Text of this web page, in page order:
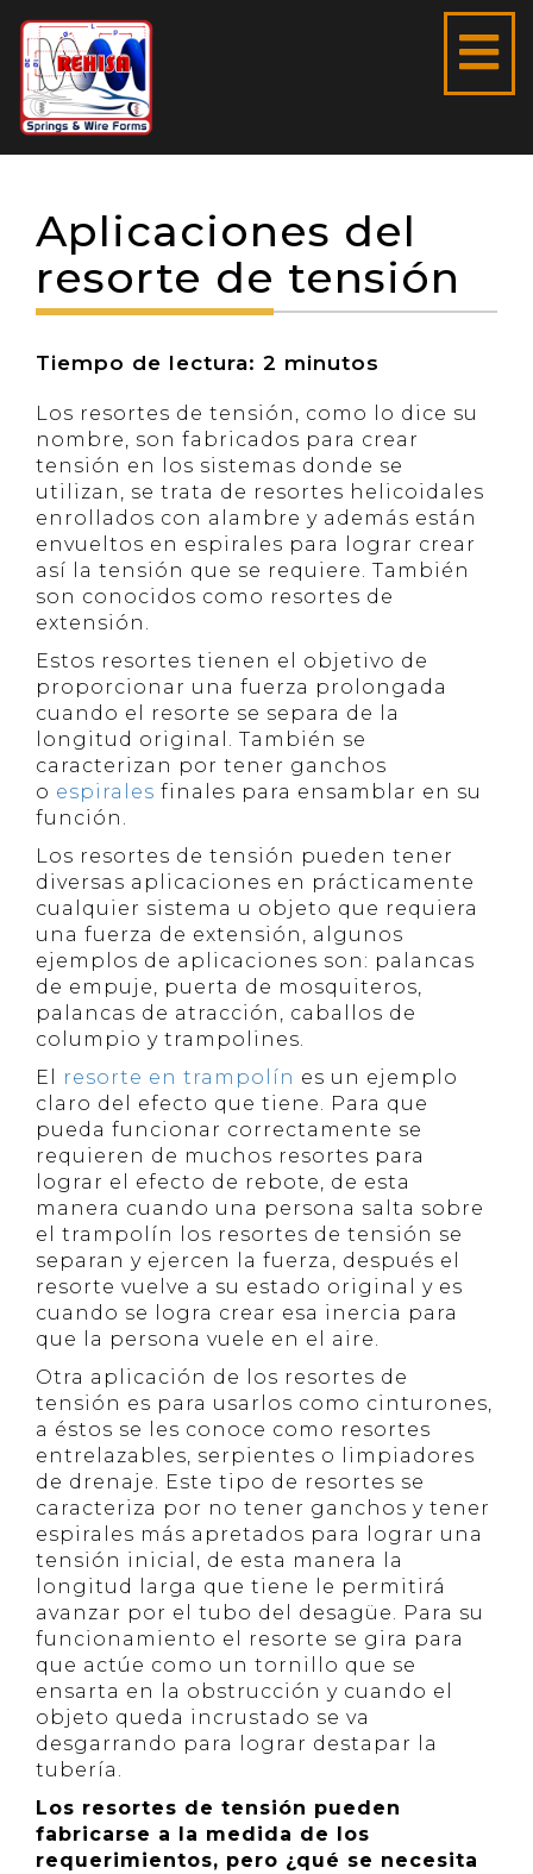
Aplicaciones del
resorte de tensión
Tiempo de lectura: 2 minutos
Los resortes de tensión, como lo dice su
nombre, son fabricados para crear
tensión en los sistemas donde se
utilizan, se trata de resortes helicoidales
enrollados con alambre y además están
envueltos en espirales para lograr crear
así la tensión que se requiere. También
son conocidos como resortes de
extensión.
Estos resortes tienen el objetivo de
proporcionar una fuerza prolongada
cuando el resorte se separa de la
longitud original. También se
caracterizan por tener ganchos
o espirales finales para ensamblar en su
función.
Los resortes de tensión pueden tener
diversas aplicaciones en prácticamente
cualquier sistema u objeto que requiera
una fuerza de extensión, algunos
ejemplos de aplicaciones son: palancas
de empuje, puerta de mosquiteros,
palancas de atracción, caballos de
columpio y trampolines.
El
resorte en trampolín es un ejemplo
claro del efecto que tiene. Para que
pueda funcionar correctamente se
requieren de muchos resortes para
lograr el efecto de rebote, de esta
manera cuando una persona salta sobre
el trampolín los resortes de tensión se
separan y ejercen la fuerza, después el
resorte vuelve a su estado original y es
cuando se logra crear esa inercia para
que la persona vuele en el aire.
Otra aplicación de los resortes de
tensión es para usarlos como cinturones,
a éstos se les conoce como resortes
entrelazables, serpientes o limpiadores
de drenaje. Este tipo de resortes se
caracteriza por no tener ganchos y tener
espirales más apretados para lograr una
tensión inicial, de esta manera la
longitud larga que tiene le permitirá
avanzar por el tubo del desagüe. Para su
funcionamiento el resorte se gira para
que actúe como un tornillo que se
ensarta en la obstrucción y cuando el
objeto queda incrustado se va
desgarrando para lograr destapar la
tubería.
Los resortes de tensión pueden
fabricarse a la medida de los
requerimientos, pero ¿qué se necesita